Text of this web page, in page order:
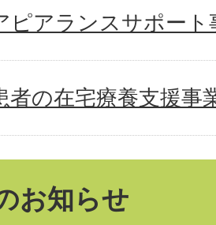
ピアランスサポート
者の在宅療養支援事
お知らせ